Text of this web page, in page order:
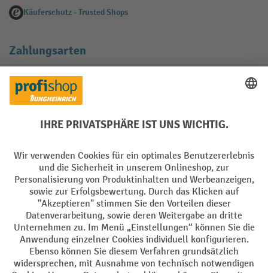
Käuferschutz - Trusted Shops
Zahlungsarten
Creditcard (Master)
Facebook
YouTube
LinkedIn
Instagram
AGB Impressum Datenschutz
Barrierefreiheit Privacy Settings